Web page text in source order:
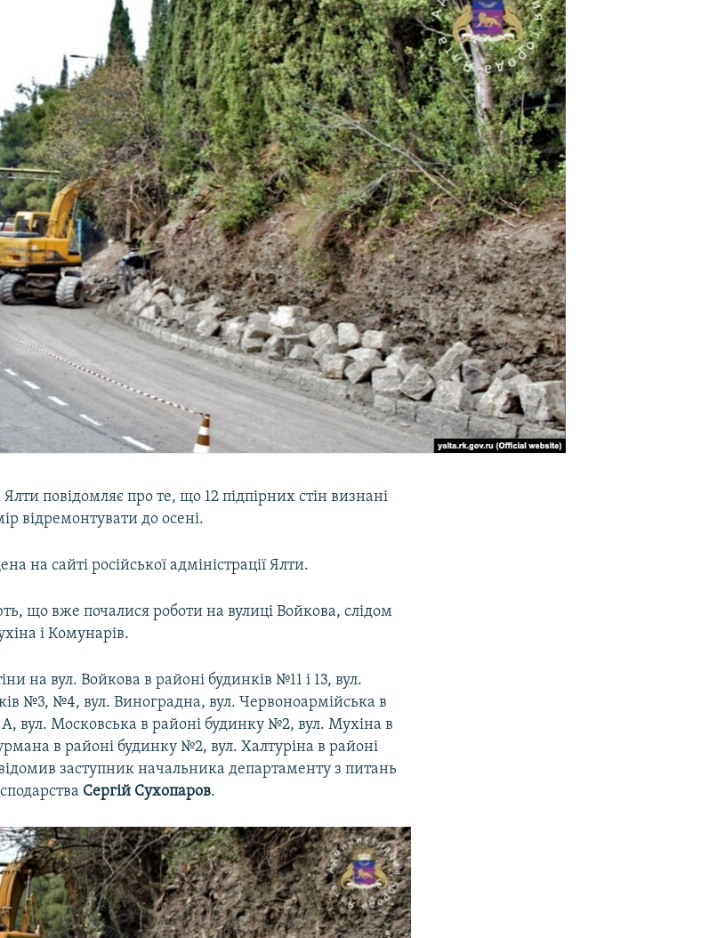
Ялти повідомляє про те, що 12 підпірних стін визнані
відремонтувати до осені.
на сайті російської адміністрації Ялти.
що вже почалися роботи на вулиці Войкова, слідом
і Комунарів.
на вул. Войкова в районі будинків №11 і 13, вул.
№3, №4, вул. Виноградна, вул. Червоноармійська в
вул. Московська в районі будинку №2, вул. Мухіна в
в районі будинку №2, вул. Халтуріна в районі
заступник начальника департаменту з питань
Сергій Сухопаров.